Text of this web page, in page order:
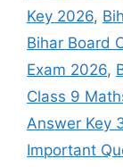
Key 2026,
Bihar Board
Exam 2026,
Class 9
Answer Key
Important